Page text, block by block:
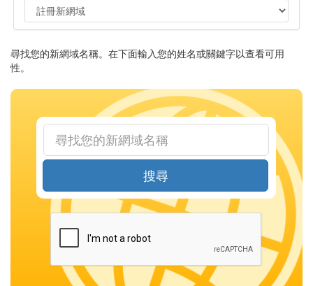
尋找您的新網域名稱。在下面輸入您的姓名或關鍵字以查看可用
性。
搜尋